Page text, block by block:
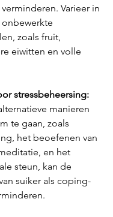
Varieer in
zoals fruit,
eiwitten en volle
stressbeheersing:
manieren
te gaan, zoals
het beoefenen van
en het
steun, kan de
suiker als coping-